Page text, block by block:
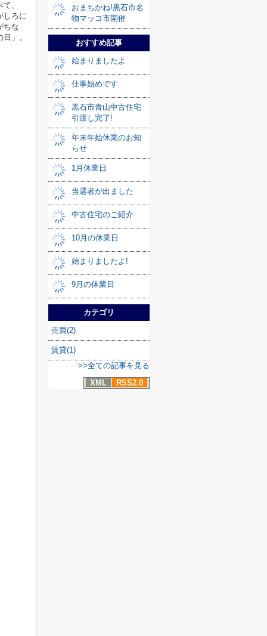
、
しろに
ちな
」。
おまちかね!黒石市名
物マッコ市開催
おすすめ記事
始まりましたよ
仕事始めです
黒石市青山中古住宅
引渡し完了!
年末年始休業のお知
らせ
1月休業日
当選者が出ました
中古住宅のご紹介
10月の休業日
始まりましたよ!
9月の休業日
カテゴリ
売買(2)
賃貸(1)
>>全ての記事を見る
XML
RSS2.0